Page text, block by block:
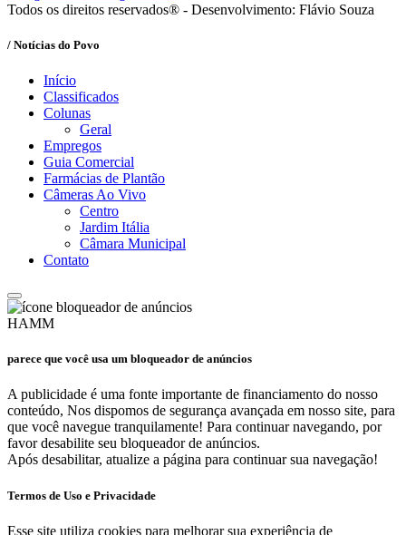
Todos os direitos reservados® - Desenvolvimento: Flávio Souza
/ Notícias do Povo
Início
Classificados
Colunas
Geral
Empregos
Guia Comercial
Farmácias de Plantão
Câmeras Ao Vivo
Centro
Jardim Itália
Câmara Municipal
Contato
HAMM
parece que você usa um bloqueador de anúncios
A publicidade é uma fonte importante de financiamento do nosso
conteúdo, Nos dispomos de segurança avançada em nosso site, para
que você navegue tranquilamente! Para continuar navegando, por
favor desabilite seu bloqueador de anúncios.
Após desabilitar, atualize a página para continuar sua navegação!
Termos de Uso e Privacidade
Esse site utiliza cookies para melhorar sua experiência de